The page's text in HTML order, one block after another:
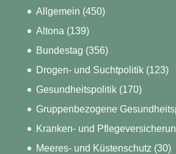
Allgemein (450)
Altona (139)
Bundestag (356)
Drogen- und Suchtpolitik(123)
Gesundheitspolitik(170)
Gruppenbezogene
Kranken- und
Meeres- und Küstenschutz (30)